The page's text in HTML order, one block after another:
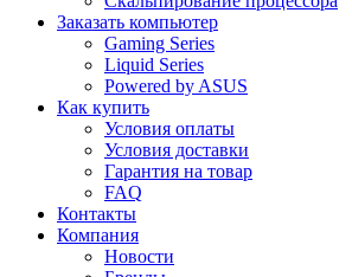
Заказать компьютер
Gaming Series
Liquid Series
Powered by ASUS
Как купить
Условия оплаты
Условия доставки
Гарантия на товар
FAQ
Контакты
Компания
Новости